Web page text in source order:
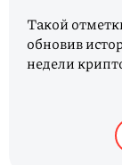
Такой
обновив
недели